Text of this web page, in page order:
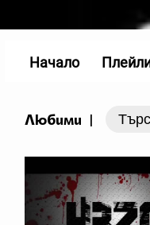
Любими |
Начало